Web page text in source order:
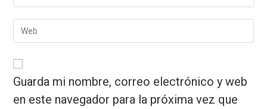
Guarda mi nombre, correo electrónico y web
en este navegador para la próxima vez que